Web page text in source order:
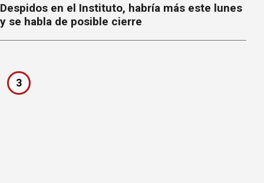
Despidos en el Instituto, habría más este lunes
y se habla de posible cierre
3